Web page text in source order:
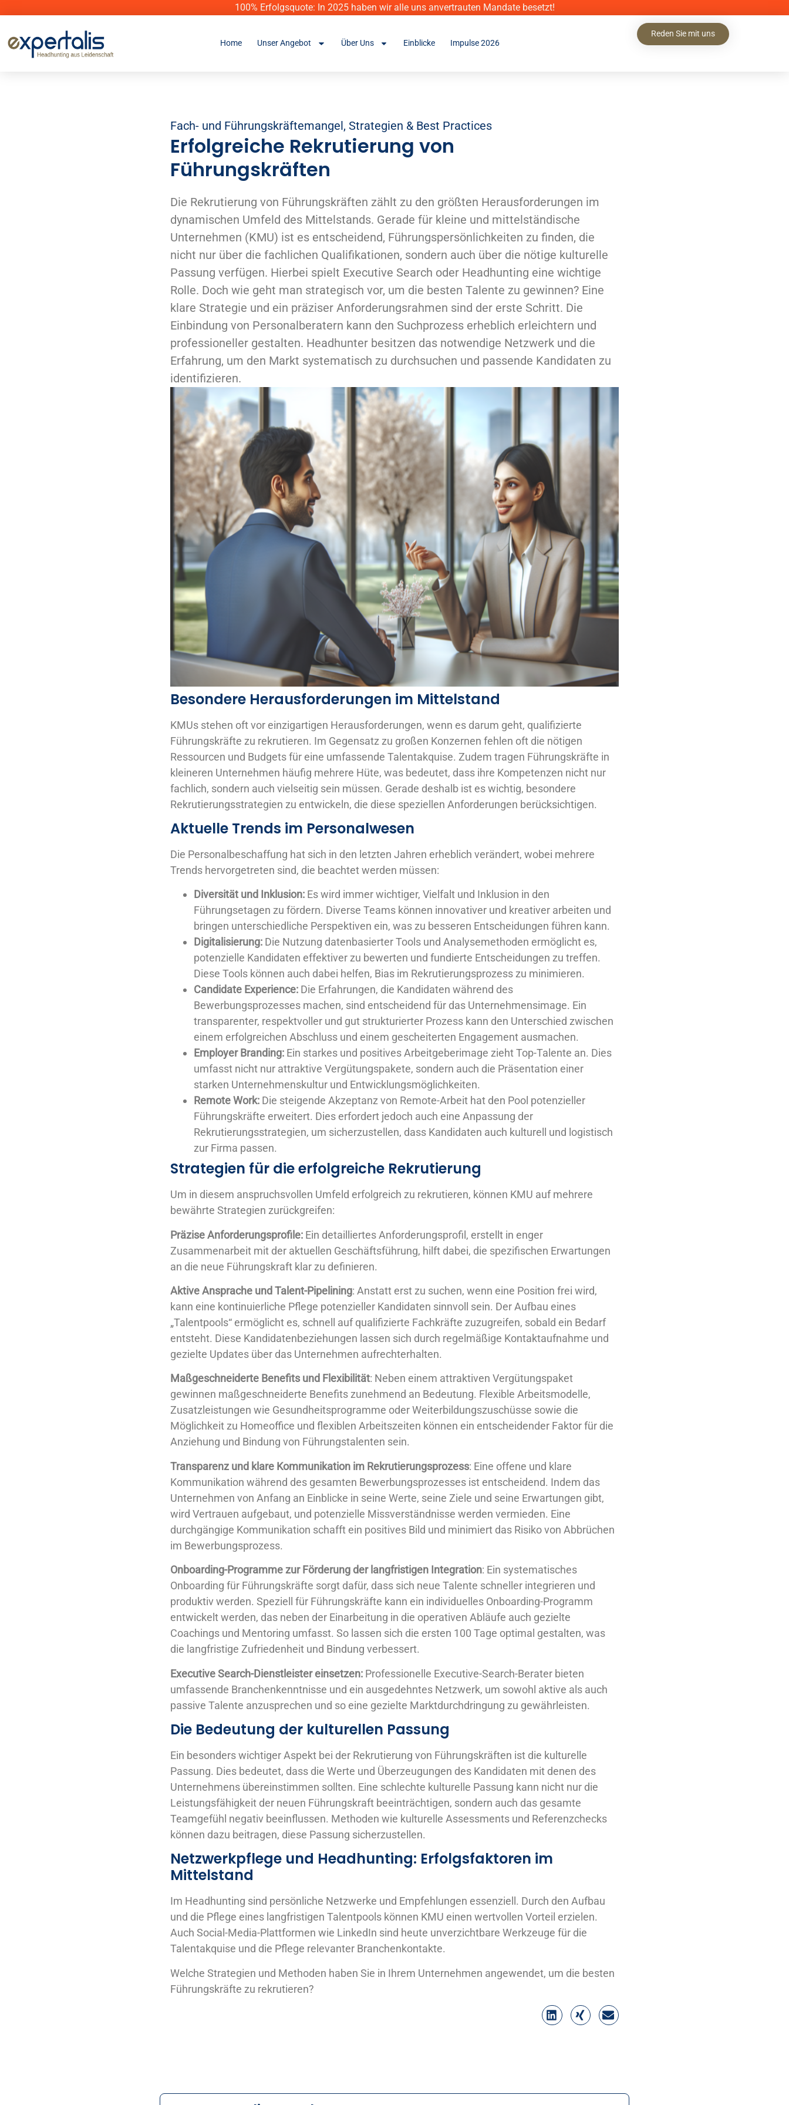
100% Erfolgsquote: In 2025 haben wir alle uns anvertrauten Mandate besetzt!
Home Unser Angebot Über Uns Einblicke Impulse 2026
Reden Sie mit uns
Fach- und Führungskräftemangel, Strategien & Best Practices
Erfolgreiche Rekrutierung von
Führungskräften
Die Rekrutierung von Führungskräften zählt zu den größten Herausforderungen im
dynamischen Umfeld des Mittelstands. Gerade für kleine und mittelständische
Unternehmen (KMU) ist es entscheidend, Führungspersönlichkeiten zu finden, die
nicht nur über die fachlichen Qualifikationen, sondern auch über die nötige kulturelle
Passung verfügen. Hierbei spielt Executive Search oder Headhunting eine wichtige
Rolle. Doch wie geht man strategisch vor, um die besten Talente zu gewinnen? Eine
klare Strategie und ein präziser Anforderungsrahmen sind der erste Schritt. Die
Einbindung von Personalberatern kann den Suchprozess erheblich erleichtern und
professioneller gestalten. Headhunter besitzen das notwendige Netzwerk und die
Erfahrung, um den Markt systematisch zu durchsuchen und passende Kandidaten zu
identifizieren.
Besondere Herausforderungen im Mittelstand
KMUs stehen oft vor einzigartigen Herausforderungen, wenn es darum geht, qualifizierte
Führungskräfte zu rekrutieren. Im Gegensatz zu großen Konzernen fehlen oft die nötigen
Ressourcen und Budgets für eine umfassende Talentakquise. Zudem tragen Führungskräfte in
kleineren Unternehmen häufig mehrere Hüte, was bedeutet, dass ihre Kompetenzen nicht nur
fachlich, sondern auch vielseitig sein müssen. Gerade deshalb ist es wichtig, besondere
Rekrutierungsstrategien zu entwickeln, die diese speziellen Anforderungen berücksichtigen.
Aktuelle Trends im Personalwesen
Die Personalbeschaffung hat sich in den letzten Jahren erheblich verändert, wobei mehrere
Trends hervorgetreten sind, die beachtet werden müssen:
Diversität und Inklusion: Es wird immer wichtiger, Vielfalt und Inklusion in den
Führungsetagen zu fördern. Diverse Teams können innovativer und kreativer arbeiten und
bringen unterschiedliche Perspektiven ein, was zu besseren Entscheidungen führen kann.
Digitalisierung: Die Nutzung datenbasierter Tools und Analysemethoden ermöglicht es,
potenzielle Kandidaten effektiver zu bewerten und fundierte Entscheidungen zu treffen.
Diese Tools können auch dabei helfen, Bias im Rekrutierungsprozess zu minimieren.
Candidate Experience: Die Erfahrungen, die Kandidaten während des
Bewerbungsprozesses machen, sind entscheidend für das Unternehmensimage. Ein
transparenter, respektvoller und gut strukturierter Prozess kann den Unterschied zwischen
einem erfolgreichen Abschluss und einem gescheiterten Engagement ausmachen.
Employer Branding: Ein starkes und positives Arbeitgeberimage zieht Top-Talente an. Dies
umfasst nicht nur attraktive Vergütungspakete, sondern auch die Präsentation einer
starken Unternehmenskultur und Entwicklungsmöglichkeiten.
Remote Work: Die steigende Akzeptanz von Remote-Arbeit hat den Pool potenzieller
Führungskräfte erweitert. Dies erfordert jedoch auch eine Anpassung der
Rekrutierungsstrategien, um sicherzustellen, dass Kandidaten auch kulturell und logistisch
zur Firma passen.
Strategien für die erfolgreiche Rekrutierung
Um in diesem anspruchsvollen Umfeld erfolgreich zu rekrutieren, können KMU auf mehrere
bewährte Strategien zurückgreifen:
Präzise Anforderungsprofile: Ein detailliertes Anforderungsprofil, erstellt in enger
Zusammenarbeit mit der aktuellen Geschäftsführung, hilft dabei, die spezifischen Erwartungen
an die neue Führungskraft klar zu definieren.
Aktive Ansprache und Talent-Pipelining: Anstatt erst zu suchen, wenn eine Position frei wird,
kann eine kontinuierliche Pflege potenzieller Kandidaten sinnvoll sein. Der Aufbau eines
„Talentpools“ ermöglicht es, schnell auf qualifizierte Fachkräfte zuzugreifen, sobald ein Bedarf
entsteht. Diese Kandidatenbeziehungen lassen sich durch regelmäßige Kontaktaufnahme und
gezielte Updates über das Unternehmen aufrechterhalten.
Maßgeschneiderte Benefits und Flexibilität: Neben einem attraktiven Vergütungspaket
gewinnen maßgeschneiderte Benefits zunehmend an Bedeutung. Flexible Arbeitsmodelle,
Zusatzleistungen wie Gesundheitsprogramme oder Weiterbildungszuschüsse sowie die
Möglichkeit zu Homeoffice und flexiblen Arbeitszeiten können ein entscheidender Faktor für die
Anziehung und Bindung von Führungstalenten sein.
Transparenz und klare Kommunikation im Rekrutierungsprozess: Eine offene und klare
Kommunikation während des gesamten Bewerbungsprozesses ist entscheidend. Indem das
Unternehmen von Anfang an Einblicke in seine Werte, seine Ziele und seine Erwartungen gibt,
wird Vertrauen aufgebaut, und potenzielle Missverständnisse werden vermieden. Eine
durchgängige Kommunikation schafft ein positives Bild und minimiert das Risiko von Abbrüchen
im Bewerbungsprozess.
Onboarding-Programme zur Förderung der langfristigen Integration: Ein systematisches
Onboarding für Führungskräfte sorgt dafür, dass sich neue Talente schneller integrieren und
produktiv werden. Speziell für Führungskräfte kann ein individuelles Onboarding-Programm
entwickelt werden, das neben der Einarbeitung in die operativen Abläufe auch gezielte
Coachings und Mentoring umfasst. So lassen sich die ersten 100 Tage optimal gestalten, was
die langfristige Zufriedenheit und Bindung verbessert.
Executive Search-Dienstleister einsetzen: Professionelle Executive-Search-Berater bieten
umfassende Branchenkenntnisse und ein ausgedehntes Netzwerk, um sowohl aktive als auch
passive Talente anzusprechen und so eine gezielte Marktdurchdringung zu gewährleisten.
Die Bedeutung der kulturellen Passung
Ein besonders wichtiger Aspekt bei der Rekrutierung von Führungskräften ist die kulturelle
Passung. Dies bedeutet, dass die Werte und Überzeugungen des Kandidaten mit denen des
Unternehmens übereinstimmen sollten. Eine schlechte kulturelle Passung kann nicht nur die
Leistungsfähigkeit der neuen Führungskraft beeinträchtigen, sondern auch das gesamte
Teamgefühl negativ beeinflussen. Methoden wie kulturelle Assessments und Referenzchecks
können dazu beitragen, diese Passung sicherzustellen.
Netzwerkpflege und Headhunting: Erfolgsfaktoren im
Mittelstand
Im Headhunting sind persönliche Netzwerke und Empfehlungen essenziell. Durch den Aufbau
und die Pflege eines langfristigen Talentpools können KMU einen wertvollen Vorteil erzielen.
Auch Social-Media-Plattformen wie LinkedIn sind heute unverzichtbare Werkzeuge für die
Talentakquise und die Pflege relevanter Branchenkontakte.
Welche Strategien und Methoden haben Sie in Ihrem Unternehmen angewendet, um die besten
Führungskräfte zu rekrutieren?